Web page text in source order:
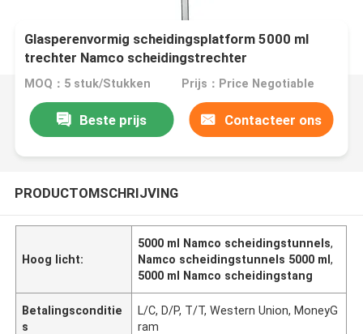
Glasperenvormig scheidingsplatform 5000 ml
trechter Namco scheidingstrechter
MOQ：5 stuk/Stukken Prijs：Price Negotiable
Beste prijs Contacteer ons
PRODUCTOMSCHRIJVING
Hoog licht:
5000 ml Namco scheidingstunnels,
Namco scheidingstunnels 5000 ml,
5000 ml Namco scheidingstang
Betalingsconditie
s
L/C, D/P, T/T, Western Union, MoneyG
ram